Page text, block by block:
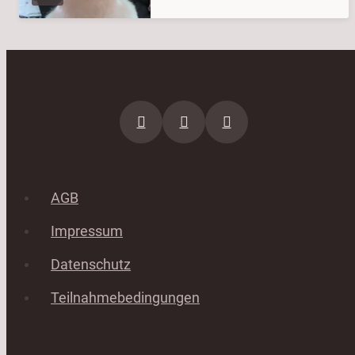
AGB
Impressum
Datenschutz
Teilnahmebedingungen